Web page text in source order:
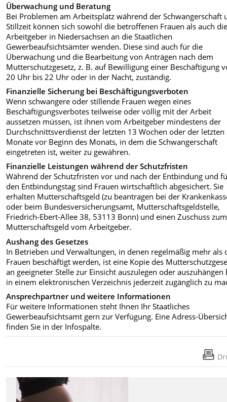
Überwachung und Beratung
Bei Problemen am Arbeitsplatz während der Schwangerschaft
Stillzeit können sich sowohl die betroffenen Frauen als auch
Arbeitgeber in Niedersachsen an die Staatlichen
Gewerbeaufsichtsämter wenden. Diese sind auch für die
Überwachung und die Bearbeitung von Anträgen nach dem
Mutterschutzgesetz, z. B. auf Bewilligung einer Beschäftigung
20 Uhr bis 22 Uhr oder in der Nacht, zuständig.
Finanzielle Sicherung bei Beschäftigungsverboten
Wenn schwangere oder stillende Frauen wegen eines
Beschäftigungsverbotes teilweise oder völlig mit der Arbeit
aussetzen müssen, ist ihnen vom Arbeitgeber mindestens der
Durchschnittsverdienst der letzten 13 Wochen oder der letzten
Monate vor Beginn des Monats, in dem die Schwangerschaft
eingetreten ist, weiter zu gewähren.
Finanzielle Leistungen während der Schutzfristen
Während der Schutzfristen vor und nach der Entbindung und
den Entbindungstag sind Frauen wirtschaftlich abgesichert. Sie
erhalten Mutterschaftsgeld (zu beantragen bei der
oder beim Bundesversicherungsamt, Mutterschaftsgeldstelle,
Friedrich-Ebert-Allee 38, 53113 Bonn) und einen Zuschuss zum
Mutterschaftsgeld vom Arbeitgeber.
Aushang des Gesetzes
In Betrieben und Verwaltungen, in denen regelmäßig mehr als
Frauen beschäftigt werden, ist eine Kopie des
an geeigneter Stelle zur Einsicht auszulegen oder auszuhängen
in einem elektronischen Verzeichnis jederzeit zugänglich zu
Ansprechpartner und weitere Informationen
Für weitere Informationen steht Ihnen Ihr Staatliches
Gewerbeaufsichtsamt gern zur Verfügung. Eine Adress-
finden Sie in der Infospalte.